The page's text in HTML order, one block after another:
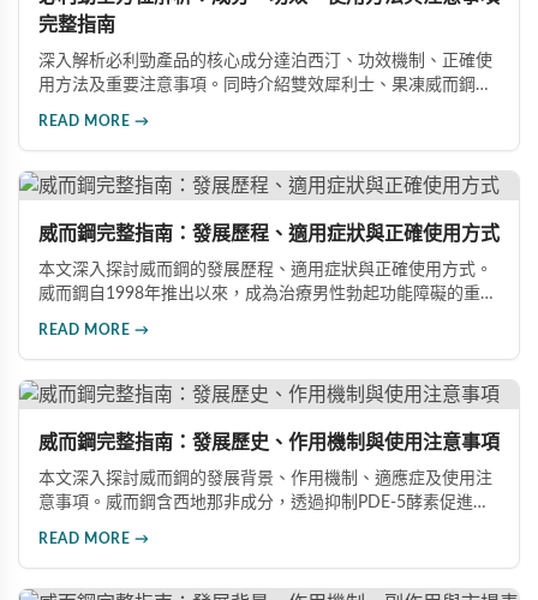
完整指南
深入解析必利勁產品的核心成分達泊西汀、功效機制、正確使
用方法及重要注意事項。同時介紹雙效犀利士、果凍威而鋼雙
READ MORE →
威而鋼完整指南：發展歷程、適用症狀與正確使用方式
本文深入探討威而鋼的發展歷程、適用症狀與正確使用方式。
威而鋼自1998年推出以來，成為治療男性勃起功能障礙的重要
READ MORE →
威而鋼完整指南：發展歷史、作用機制與使用注意事項
本文深入探討威而鋼的發展背景、作用機制、適應症及使用注
意事項。威而鋼含西地那非成分，透過抑制PDE-5酵素促進血
READ MORE →